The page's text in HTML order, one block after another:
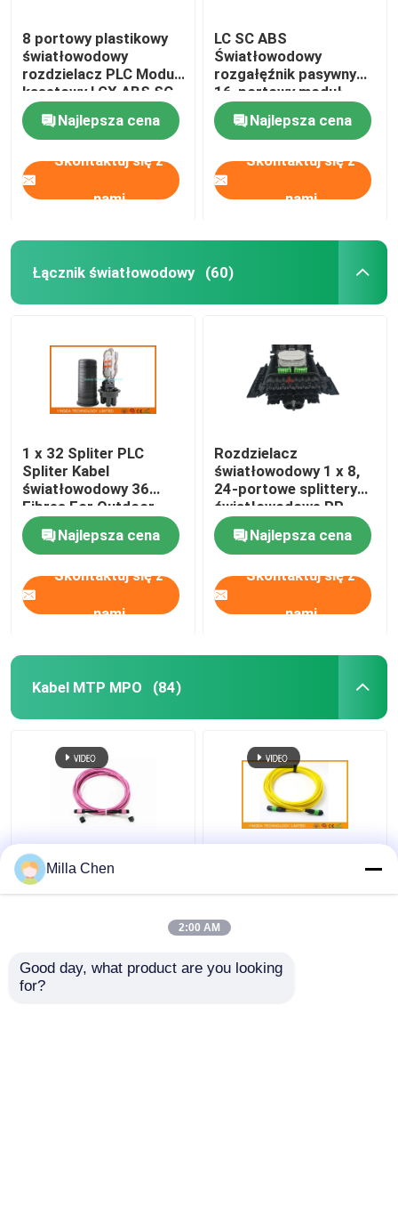
8 portowy plastikowy
światłowodowy
rozdzielacz PLC Moduł
kasetowy LGX ABS SC
LC Złącze
Najlepsza cena
Skontaktuj się z
nami
LC SC ABS
Światłowodowy
rozgałęźnik pasywny
16-portowy moduł
kasetowy LGX 2X16
Trudnopalny
Najlepsza cena
Skontaktuj się z
nami
Łącznik światłowodowy (60)
1 x 32 Spliter PLC
Spliter Kabel
światłowodowy 36
Fibres For Outdoor
FTTH Splitting
Najlepsza cena
Skontaktuj się z
nami
Rozdzielacz
światłowodowy 1 x 8,
24-portowe splittery
światłowodowe PP,
czarny
Najlepsza cena
Skontaktuj się z
nami
Kabel MTP MPO (84)
12 Włókna MPO
żeńskie złącze
światłowodowy Patch
Cable
Milla Chen
2:00 AM
Good day, what product are you looking
for?